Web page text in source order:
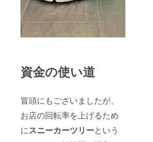
資金の使い道
冒頭にもございましたが、
お店の回転率を上げるため
にスニーカーツリーという